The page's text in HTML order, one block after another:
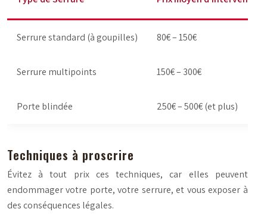
Serrure standard (à goupilles) 80€ – 150€
Serrure multipoints 150€ – 300€
Porte blindée 250€ – 500€ (et plus)
Techniques à proscrire
Évitez à tout prix ces techniques, car elles peuvent
endommager votre porte, votre serrure, et vous exposer à
des conséquences légales.